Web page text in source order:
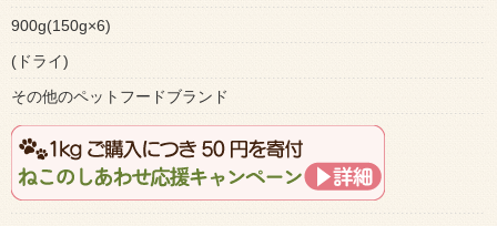
900g(150g×6)
(ドライ)
その他のペットフードブランド